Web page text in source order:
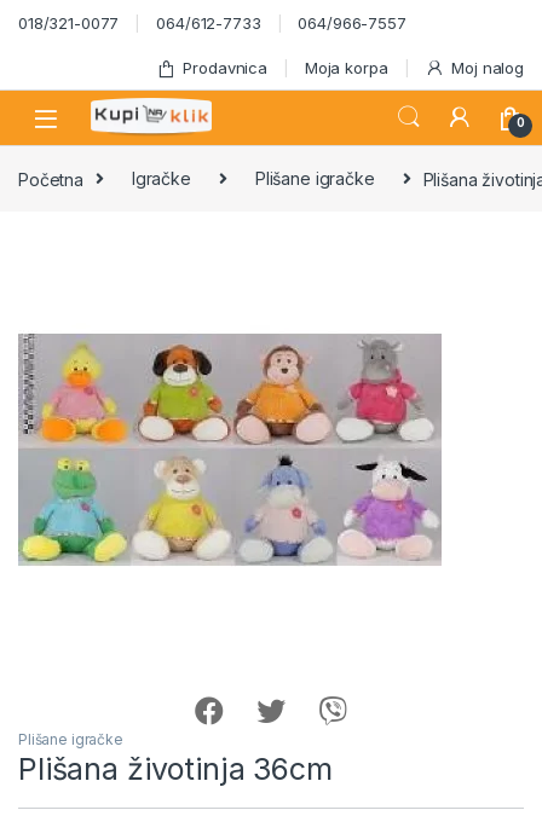
Skip to navigation
Skip to content
018/321-0077 064/612-7733 064/966-7557
Prodavnica Moja korpa Moj nalog
0
Početna Igračke Plišane igračke Plišana
Plišane igračke
Plišana životinja 36cm